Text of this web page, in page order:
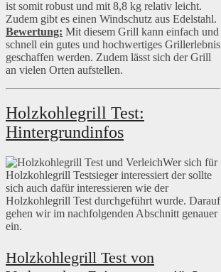
ist somit robust und mit 8,8 kg relativ leicht.
Zudem gibt es einen Windschutz aus Edelstahl.
Bewertung: Mit diesem Grill kann einfach und
schnell ein gutes und hochwertiges Grillerlebnis
geschaffen werden. Zudem lässt sich der Grill
an vielen Orten aufstellen.
Holzkohlegrill Test:
Hintergrundinfos
Wer sich für
Holzkohlegrill Testsieger interessiert der sollte
sich auch dafür interessieren wie der
Holzkohlegrill Test durchgeführt wurde. Darauf
gehen wir im nachfolgenden Abschnitt genauer
ein.
Holzkohlegrill Test von